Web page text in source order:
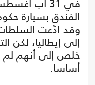
الفندق بسيارة
وقد ادّعت السلطات
إلى إيطاليا، لكن
خلص إلى أنهم لم
أساساً.